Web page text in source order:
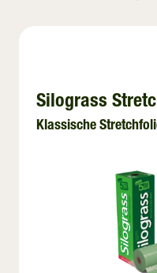
SLOWAKAI
Silograss
Klassische